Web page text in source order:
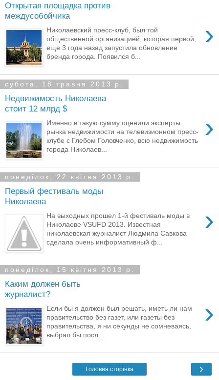
Открытая площадка против
междусобойчика
›
Николаевский пресс-клуб, был той
общественной организацией, которая первой,
еще 3 года назад запустила обновление
бренда города. Появился б...
субота, 18 травня 2013 р.
Недвижимость Николаева
стоит 12 млрд $
›
Именно в такую сумму оценили эксперты
рынка недвижимости на телевизионном пресс-
клубе с Глебом Головченко, всю недвижимость
города Николаев...
понеділок, 22 квітня 2013 р.
Первый фестиваль моды
Николаева
›
На выходных прошел 1-й фестиваль моды в
Николаеве VSUFD 2013. Известная
николаевская журналист Людмила Савкова
сделала очень информативный ф...
понеділок, 15 квітня 2013 р.
Каким должен быть
журналист?
›
Если бы я должен был решать, иметь ли нам
правительство без газет, или газеты без
правительства, я ни секунды не сомневаясь,
выбрал бы посл...
›
Головна сторінка